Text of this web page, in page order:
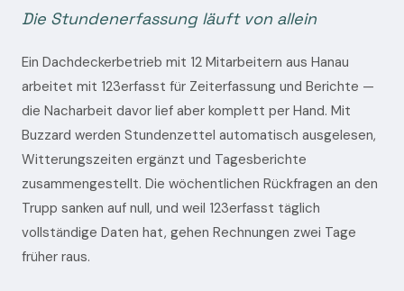
Die Stundenerfassung läuft von allein
Ein Dachdeckerbetrieb mit 12 Mitarbeitern aus Hanau
arbeitet mit 123erfasst für Zeiterfassung und Berichte —
die Nacharbeit davor lief aber komplett per Hand. Mit
Buzzard werden Stundenzettel automatisch ausgelesen,
Witterungszeiten ergänzt und Tagesberichte
zusammengestellt. Die wöchentlichen Rückfragen an den
Trupp sanken auf null, und weil 123erfasst täglich
vollständige Daten hat, gehen Rechnungen zwei Tage
früher raus.